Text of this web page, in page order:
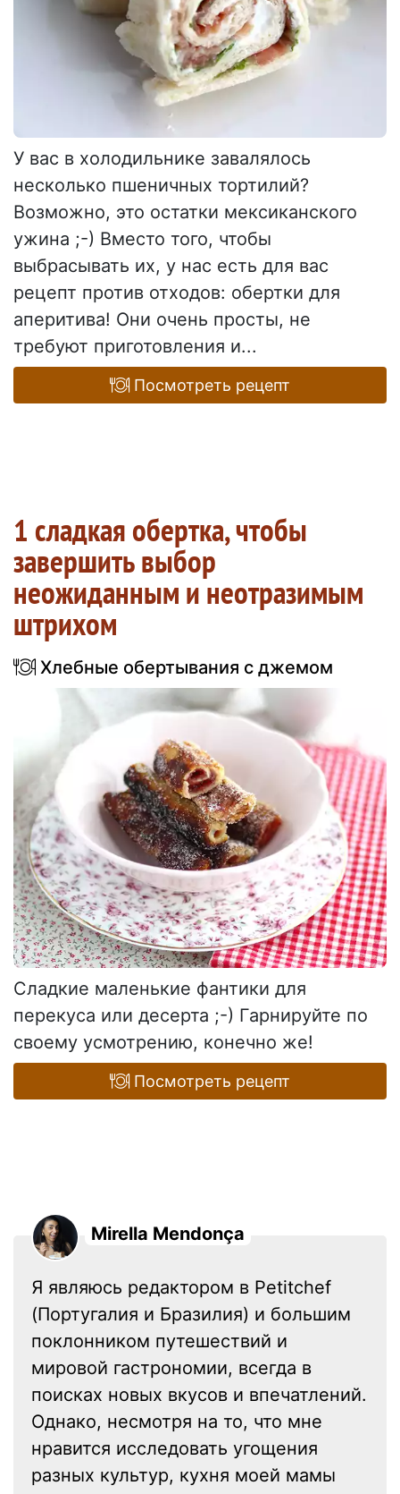
У вас в холодильнике завалялось
несколько пшеничных тортилий?
Возможно, это остатки мексиканского
ужина ;-) Вместо того, чтобы
выбрасывать их, у нас есть для вас
рецепт против отходов: обертки для
аперитива! Они очень просты, не
требуют приготовления и...
Посмотреть рецепт
1 сладкая обертка, чтобы
завершить выбор
неожиданным и неотразимым
штрихом
Хлебные обертывания с джемом
Сладкие маленькие фантики для
перекуса или десерта ;-) Гарнируйте по
своему усмотрению, конечно же!
Посмотреть рецепт
Mirella Mendonça
Я являюсь редактором в Petitchef
(Португалия и Бразилия) и большим
поклонником путешествий и
мировой гастрономии, всегда в
поисках новых вкусов и впечатлений.
Однако, несмотря на то, что мне
нравится исследовать угощения
разных культур, кухня моей мамы